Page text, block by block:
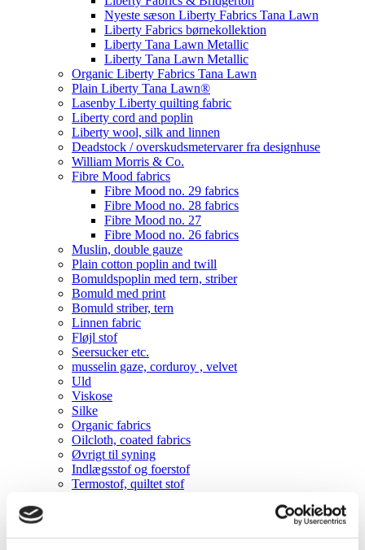
Nyeste sæson Liberty Fabrics Tana Lawn
Liberty Fabrics børnekollektion
Liberty Tana Lawn Metallic
Liberty Tana Lawn Metallic
Organic Liberty Fabrics Tana Lawn
Plain Liberty Tana Lawn®
Lasenby Liberty quilting fabric
Liberty cord and poplin
Liberty wool, silk and linnen
Deadstock / overskudsmetervarer fra designhuse
William Morris & Co.
Fibre Mood fabrics
Fibre Mood no. 29 fabrics
Fibre Mood no. 28 fabrics
Fibre Mood no. 27
Fibre Mood no. 26 fabrics
Muslin, double gauze
Plain cotton poplin and twill
Bomuldspoplin med tern, striber
Bomuld med print
Bomuld striber, tern
Linnen fabric
Fløjl stof
Seersucker etc.
musselin gaze, corduroy , velvet
Uld
Viskose
Silke
Organic fabrics
Oilcloth, coated fabrics
Øvrigt til syning
Indlægsstof og foerstof
Termostof, quiltet stof
Lynlåse